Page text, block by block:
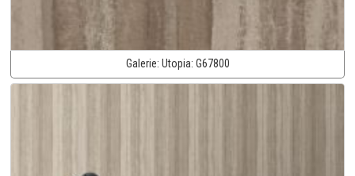
Galerie: Utopia: G67800